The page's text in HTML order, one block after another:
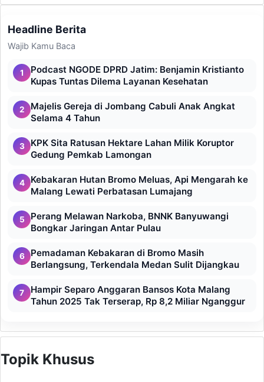
Headline Berita
Wajib Kamu Baca
1
Podcast NGODE DPRD Jatim: Benjamin Kristianto
Kupas Tuntas Dilema Layanan Kesehatan
2
Majelis Gereja di Jombang Cabuli Anak Angkat
Selama 4 Tahun
3
KPK Sita Ratusan Hektare Lahan Milik Koruptor
Gedung Pemkab Lamongan
4
Kebakaran Hutan Bromo Meluas, Api Mengarah ke
Malang Lewati Perbatasan Lumajang
5
Perang Melawan Narkoba, BNNK Banyuwangi
Bongkar Jaringan Antar Pulau
6
Pemadaman Kebakaran di Bromo Masih
Berlangsung, Terkendala Medan Sulit Dijangkau
7
Hampir Separo Anggaran Bansos Kota Malang
Tahun 2025 Tak Terserap, Rp 8,2 Miliar Nganggur
Topik Khusus